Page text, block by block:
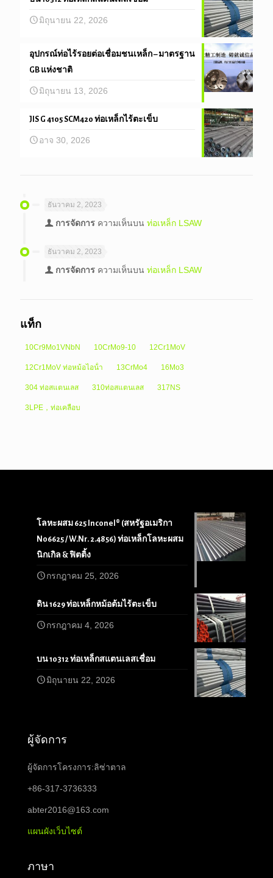
มิถุนายน 22, 2026
อุปกรณ์ท่อไร้รอยต่อเชื่อมชนเหล็ก – มาตรฐาน
GB แห่งชาติ
มิถุนายน 13, 2026
JIS G 4105 SCM420 ท่อเหล็กไร้ตะเข็บ
อาจ 30, 2026
ธันวาคม 2, 2023
การจัดการ ความเห็นบน ท่อเหล็ก LSAW
ธันวาคม 2, 2023
การจัดการ ความเห็นบน ท่อเหล็ก LSAW
แท็ก
10Cr9Mo1VNbN 10CrMo9-10 12Cr1MoV
12Cr1MoV ท่อหม้อไอน้ํา 13CrMo4 16Mo3
304 ท่อสแตนเลส 310ท่อสแตนเลส 317NS
3LPE，ท่อเคลือบ
โลหะผสม 625 Inconel® (สหรัฐอเมริกา
N06625 / W.Nr. 2.4856) ท่อเหล็กโลหะผสม
นิกเกิล & ฟิตติ้ง
กรกฎาคม 25, 2026
ดิน 1629 ท่อเหล็กหม้อต้มไร้ตะเข็บ
กรกฎาคม 4, 2026
บน 10312 ท่อเหล็กสแตนเลสเชื่อม
มิถุนายน 22, 2026
ผู้จัดการ
ผู้จัดการโครงการ:ลิซ่าตาล
+86-317-3736333
abter2016@163.com
แผนผังเว็บไซต์
ภาษา